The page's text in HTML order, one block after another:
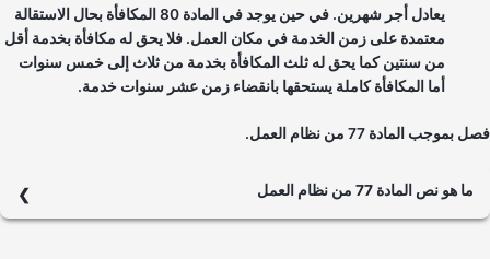
يعادل أجر شهرين. في حين يوجد في المادة 80 المكافأة بحال الاستقالة
معتمدة على زمن الخدمة في مكان العمل. فلا يحق له مكافأة بخدمة أقل
من سنتين كما يحق له ثلث المكافأة بخدمة من ثلاث إلى خمس سنوات
أما المكافأة كاملة يستحقها بانقضاء زمن عشر سنوات خدمة.
المادة 77 من نظام العمل.
ما هو نص المادة 77 من نظام العمل